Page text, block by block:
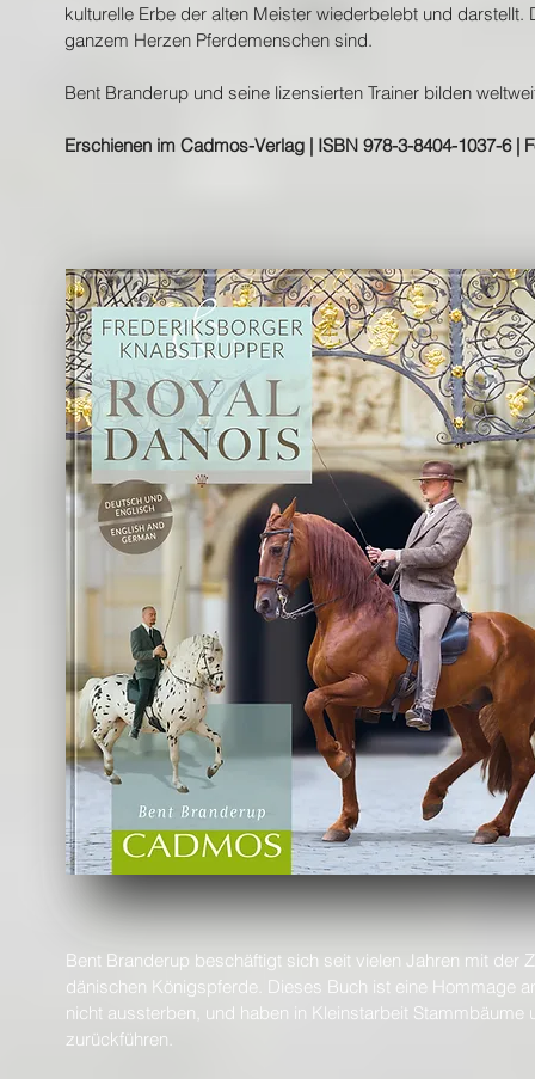
kulturelle Erbe der alten Meister wiederbelebt und
ganzem Herzen Pferdemenschen sind.
Bent Branderup und seine lizensierten Trainer bilden
Erschienen im Cadmos-Verlag | ISBN 978-3-8404-1037-6 |
Bent Branderup beschäftigt sich seit vielen Jahren mit
dänischen Königspferde. Dieses Buch ist eine Hommage
nicht aussterben, und haben in Kleinstarbeit
zurückführen.